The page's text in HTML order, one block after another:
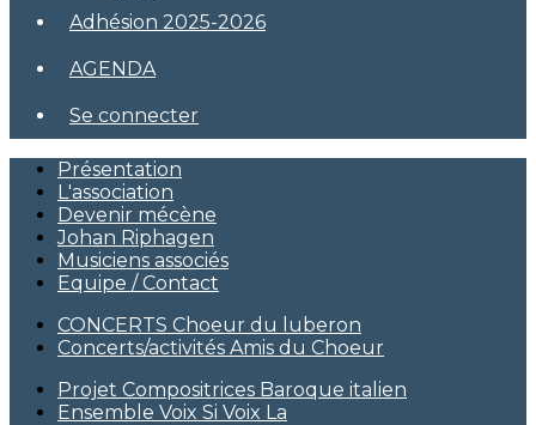
Adhésion 2025-2026
AGENDA
Se connecter
Présentation
L'association
Devenir mécène
Johan Riphagen
Musiciens associés
Equipe / Contact
CONCERTS Choeur du luberon
Concerts/activités Amis du Choeur
Projet Compositrices Baroque italien
Ensemble Voix Si Voix La